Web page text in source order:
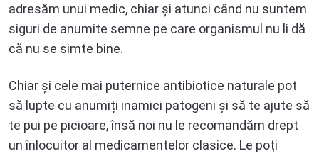
adresăm unui medic, chiar și atunci când nu suntem
siguri de anumite semne pe care organismul nu li dă
că nu se simte bine.
Chiar și cele mai puternice antibiotice naturale pot
să lupte cu anumiți inamici patogeni și să te ajute să
te pui pe picioare, însă noi nu le recomandăm drept
un înlocuitor al medicamentelor clasice. Le poți